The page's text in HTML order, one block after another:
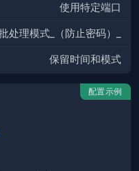
使用特定端口
处理模式_（防止密码）_
保留时间和模式
配置示例